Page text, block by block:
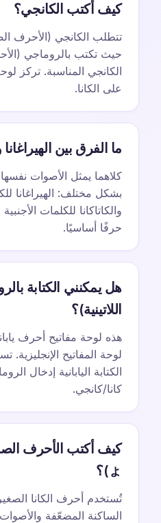
كيف أكتب الكانجي؟
حيث تكتب بالروماجي
الكانجي المناسبة. تركز
على الكانا.
ما الفرق بين الهيراغانا
كلاهما يمثل الأصوات
بشكل مختلف: الهيراغانا
حرفًا أساسيًا.
هل يمكنني الكتابة
اللاتينية)؟
هذه لوحة مفاتيح أحرف
لوحة المفاتيح
الكتابة اليابانية إدخال
كانا/كانجي.
ょ)؟
تُستخدم أحرف الكانا
الساكنة المضعّفة